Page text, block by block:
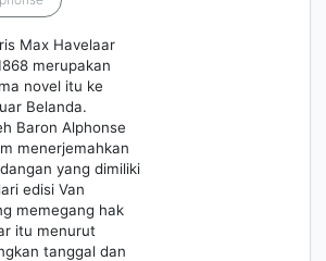
Max Havelaar
merupakan
novel itu ke
Belanda.
Baron Alphonse
menerjemahkan
yang dimiliki
edisi Van
memegang hak
itu menurut
tanggal dan